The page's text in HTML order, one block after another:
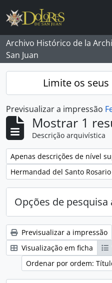
Skip to main content
Archivo Histórico de la
San Juan
Limite os
Previsualizar a impressão
Mostrar 1
Descrição arquivística
Remover filtro:
Apenas descrições de nível
Remover filtro:
Hermandad del Santo Rosario
Opções de pesquisa
Previsualizar a impressão
Visualização em ficha
Ordenar por ordem: